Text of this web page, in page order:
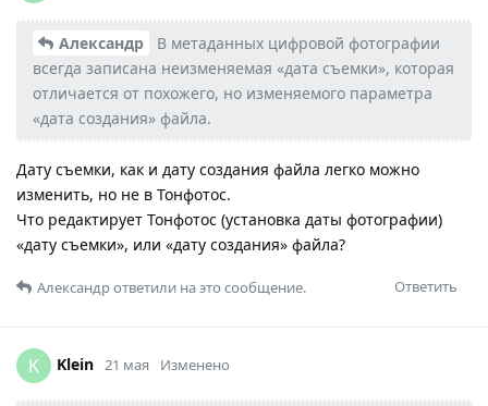
Александр
В метаданных цифровой фотографии
всегда записана неизменяемая «дата съемки», которая
отличается от похожего, но изменяемого параметра
«дата создания» файла.
Дату съемки, как и дату создания файла легко можно
изменить, но не в Тонфотос.
Что редактирует Тонфотос (установка даты фотографии)
«дату съемки», или «дату создания» файла?
Ответить
Александрответили на это сообщение.
K Klein 21 мая Изменено